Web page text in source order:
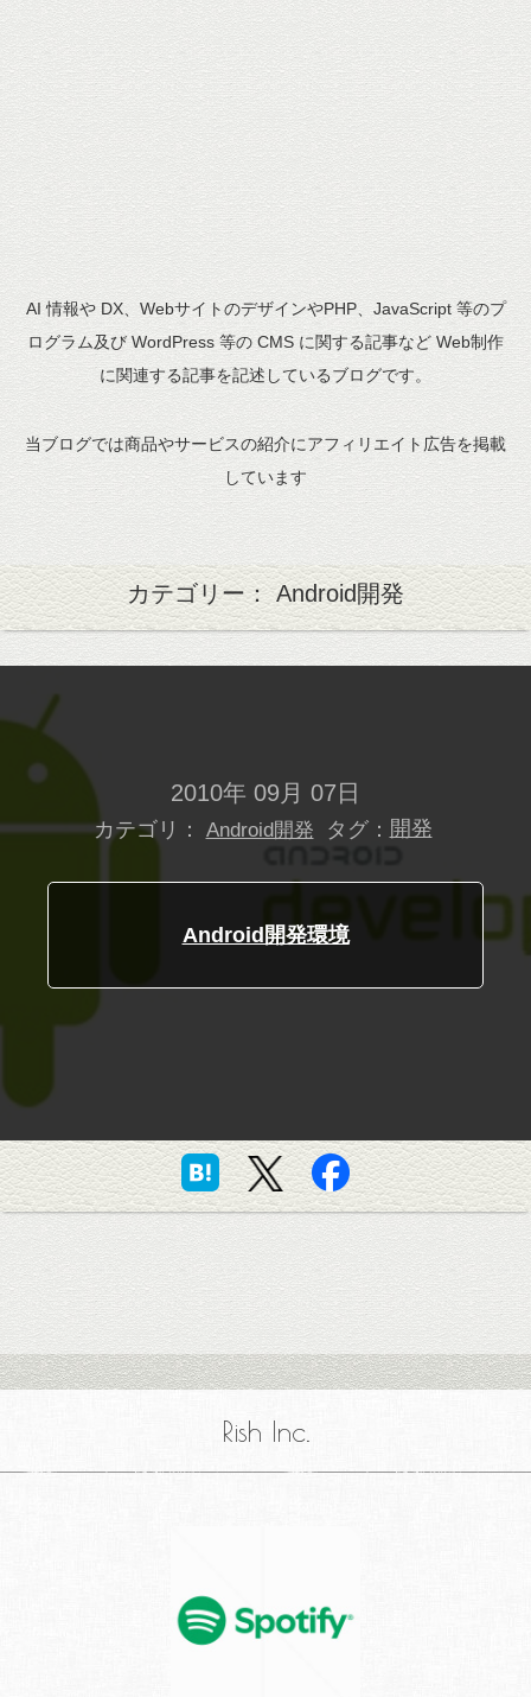
AI 情報や DX、WebサイトのデザインやPHP、JavaScript 等のプ
ログラム及び WordPress 等の CMS に関する記事など Web制作
に関連する記事を記述しているブログです。
当ブログでは商品やサービスの紹介にアフィリエイト広告を掲載
しています
カテゴリー： Android開発
2010年 09月 07日
カテゴリ： Android開発 タグ： 開発
Android開発環境
Rish Inc.